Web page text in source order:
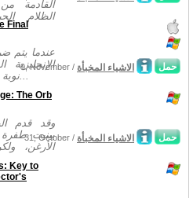
القادمة
الظلام
Final
عندما يتم
نوبة قلبية مفاجئة وتهدد...
حمل 9, November / الاشياء المخبأة
The Orb
وقد قدم
بينيت
الأرغن،
حمل 31, October / الاشياء المخبأة
Key to